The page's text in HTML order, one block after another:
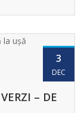
3
DEC
– DE